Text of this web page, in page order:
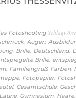
Fotoshooting
, Augen,
Brille Deutschland,
Brille
Familiengruß, Farben,
Fotopapier,
, Gesamtschule
Gymnasium Haare